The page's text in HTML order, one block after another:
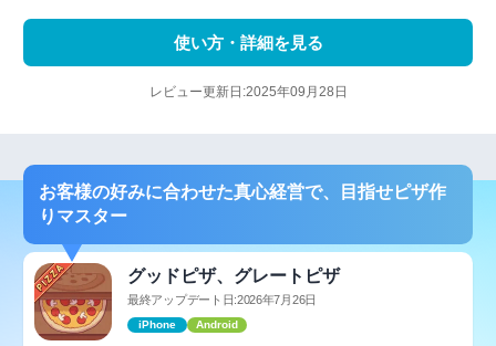
使い方・詳細を見る
レビュー更新日:2025年09月28日
お客様の好みに合わせた真心経営で、目指せピザ作
りマスター
グッドピザ、グレートピザ
最終アップデート日:2026年7月26日
iPhone Android